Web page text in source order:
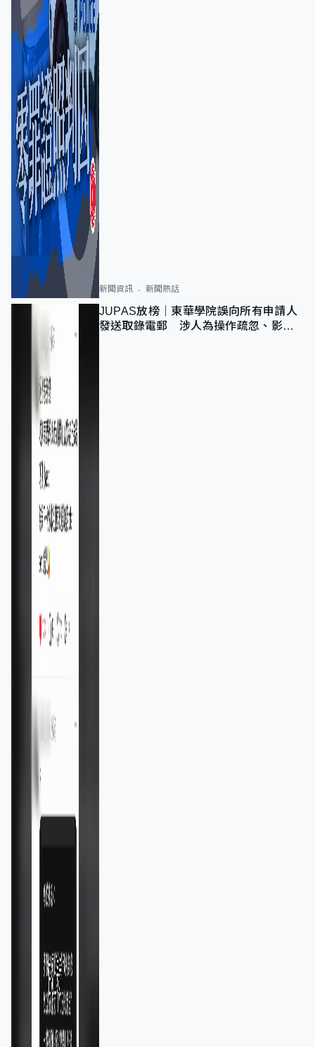
新聞資訊 新聞熱話
JUPAS放榜｜東華學院誤向所有申請人
發送取錄電郵 涉人為操作疏忽、影響